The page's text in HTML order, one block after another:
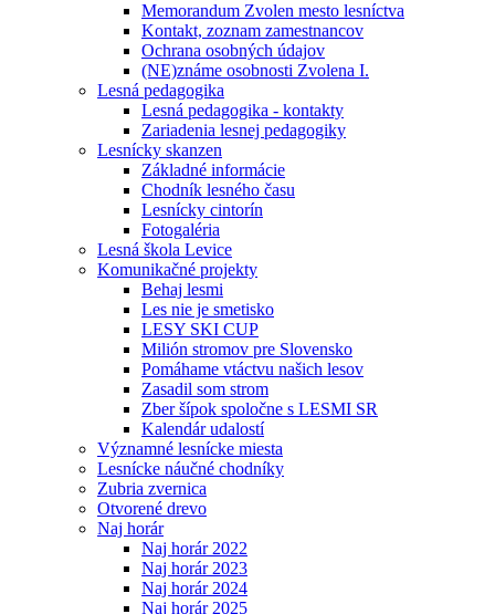
Memorandum Zvolen mesto lesníctva
Kontakt, zoznam zamestnancov
Ochrana osobných údajov
(NE)známe osobnosti Zvolena I.
Lesná pedagogika
Lesná pedagogika - kontakty
Zariadenia lesnej pedagogiky
Lesnícky skanzen
Základné informácie
Chodník lesného času
Lesnícky cintorín
Fotogaléria
Lesná škola Levice
Komunikačné projekty
Behaj lesmi
Les nie je smetisko
LESY SKI CUP
Milión stromov pre Slovensko
Pomáhame vtáctvu našich lesov
Zasadil som strom
Zber šípok spoločne s LESMI SR
Kalendár udalostí
Významné lesnícke miesta
Lesnícke náučné chodníky
Zubria zvernica
Otvorené drevo
Naj horár
Naj horár 2022
Naj horár 2023
Naj horár 2024
Naj horár 2025